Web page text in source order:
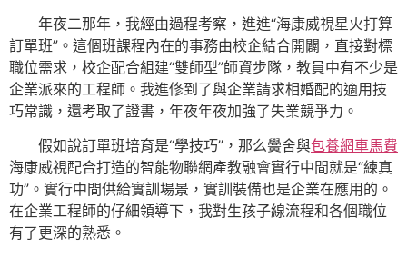
年夜二那年，我經由過程考察，進進“海康威視星火打算
訂單班”。這個班課程內在的事務由校企結合開闢，直接對標
職位需求，校企配合組建“雙師型”師資步隊，教員中有不少是
企業派來的工程師。我進修到了與企業請求相婚配的適用技
巧常識，還考取了證書，年夜年夜加強了失業競爭力。
假如說訂單班培育是“學技巧”，那么黌舍與包養網車馬費
海康威視配合打造的智能物聯網產教融會實行中間就是“練真
功”。實行中間供給實訓場景，實訓裝備也是企業在應用的。
在企業工程師的仔細領導下，我對生孩子線流程和各個職位
有了更深的熟悉。